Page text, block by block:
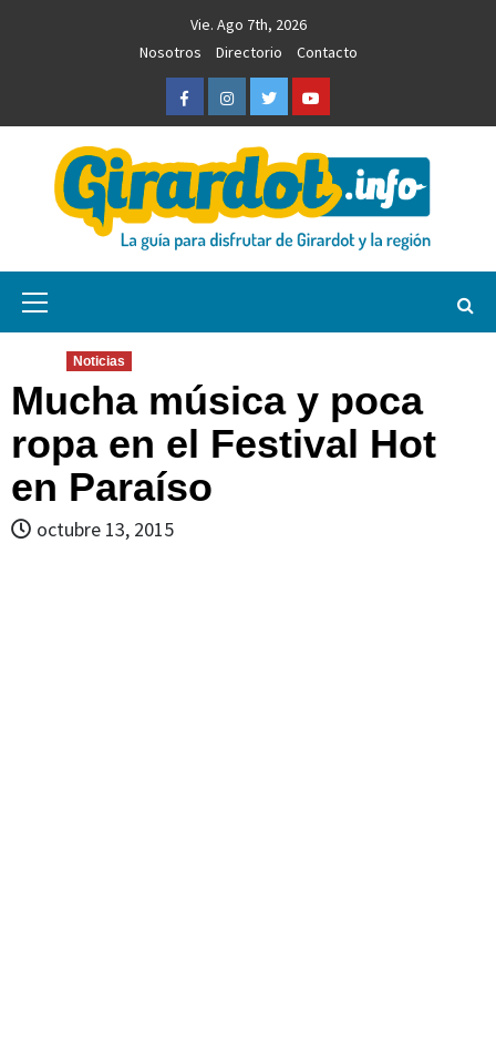
Vie. Ago 7th, 2026
Nosotros
Directorio Contacto
FacebookInstagramTwitterYoutube
Girardot.info
Noticias
Mucha música y poca
ropa en el Festival Hot
en Paraíso
octubre 13, 2015